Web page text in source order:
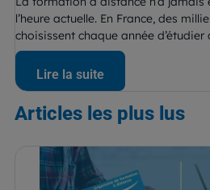
l’heure actuelle. En France, des
choisissent chaque année d’étudier
Lire la suite
Articles les plus lus